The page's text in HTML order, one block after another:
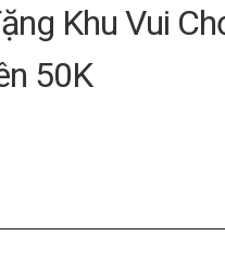
Khu Vui
50K